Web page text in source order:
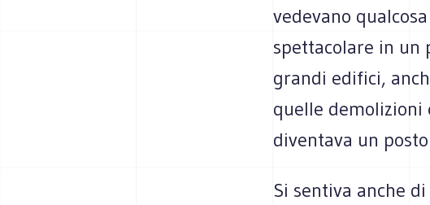
vedevano
spettacolare in un
grandi edifici,
quelle demolizioni
diventava un
Si sentiva anche